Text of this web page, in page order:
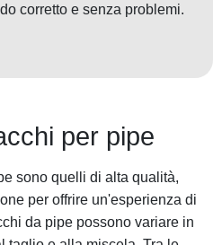
corretto e senza problemi.
per pipe
sono quelli di alta qualità,
per offrire un'esperienza di
da pipe possono variare in